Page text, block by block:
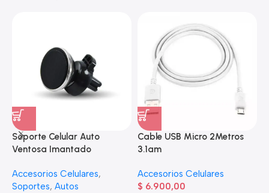
Soporte Celular Auto
Ventosa Imantado
Accesorios Celulares,
Soportes, Autos
Cable USB Micro 2Metros
3.1am
Accesorios Celulares
$ 6.900,00